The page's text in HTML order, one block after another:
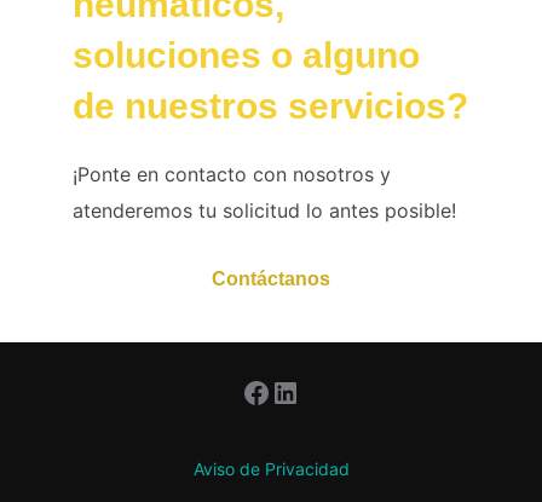
soluciones o alguno
de nuestros servicios?
¡Ponte en contacto con nosotros y
atenderemos tu solicitud lo antes posible!
Contáctanos
Facebook
LinkedIn
Aviso de Privacidad